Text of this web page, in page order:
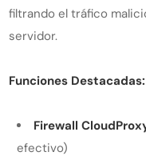
filtrando el tráfico
servidor.
Funciones Destacadas:
Firewall
efectivo)